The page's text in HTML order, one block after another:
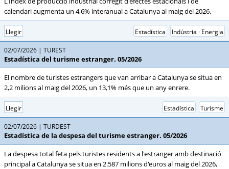
calendari augmenta un 4,6% interanual a Catalunya al maig del 2026.
Llegir Indústria · Energia
Estadística
02/07/2026 TUREST
Estadística del turisme estranger. 05/2026
El nombre de turistes estrangers que van arribar a Catalunya se situa en
2,2 milions al maig del 2026, un 13,1% més que un any enrere.
Llegir Turisme
Estadística
02/07/2026 TURDEST
Estadística de la despesa del turisme estranger. 05/2026
La despesa total feta pels turistes residents a l'estranger amb destinació
principal a Catalunya se situa en 2.587 milions d'euros al maig del 2026,